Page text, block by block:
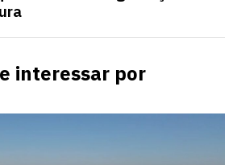
interessar por